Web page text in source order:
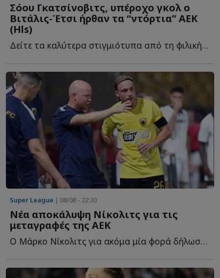
Σόου Γκατσίνοβιτς, υπέροχο γκολ ο
Βιτάλις-Έτσι ήρθαν τα “ντόρτια” ΑΕΚ
(Ηls)
Δείτε τα καλύτερα στιγμιότυπα από τη φιλική νίκη της Έ...
Super League | 08/08 - 22:30
Νέα αποκάλυψη Νίκολιτς για τις
μεταγραφές της ΑΕΚ
Ο Μάρκο Νίκολιτς για ακόμα μία φορά δήλωσε... θετικός γ...